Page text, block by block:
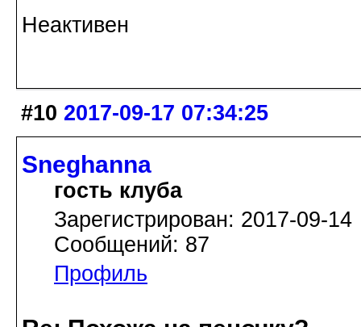
Неактивен
#10 2017-09-17 07:34:25
Sneghanna
гость клуба
Зарегистрирован: 2017-09-14
Сообщений: 87
Профиль